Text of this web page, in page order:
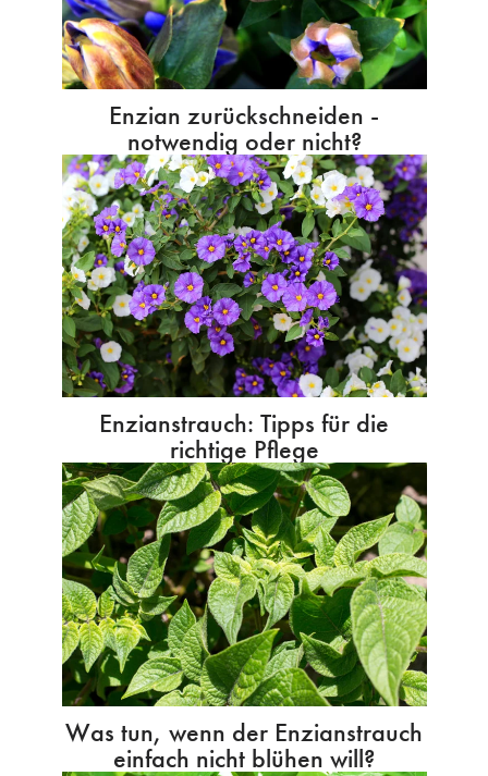
Enzian zurückschneiden -
notwendig oder nicht?
Enzianstrauch: Tipps für die
richtige Pflege
Was tun, wenn der Enzianstrauch
einfach nicht blühen will?